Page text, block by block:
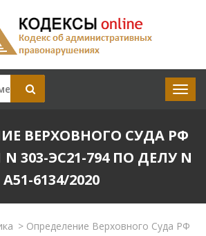
ВЕРХОВНОГО СУДА РФ
N 303-ЭС21-794 ПО ДЕЛУ N
А51-6134/2020
>Определение Верховного Суда РФ